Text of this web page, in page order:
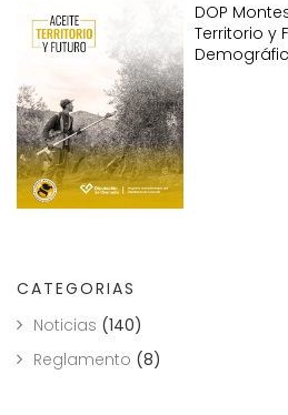
DOP
Territorio y
CATEGORIAS
Noticias (140)
Reglamento (8)